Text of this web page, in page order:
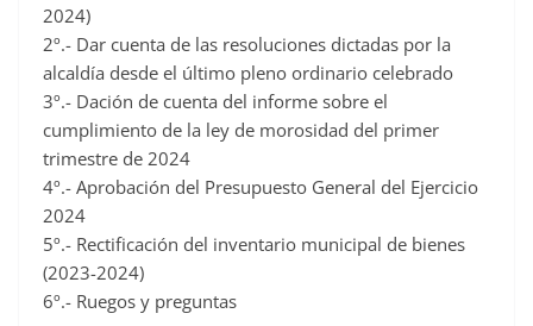
2024)
2º.- Dar cuenta de las resoluciones dictadas por la
alcaldía desde el último pleno ordinario celebrado
3º.- Dación de cuenta del informe sobre el
cumplimiento de la ley de morosidad del primer
trimestre de 2024
4º.- Aprobación del Presupuesto General del Ejercicio
2024
5º.- Rectificación del inventario municipal de bienes
(2023-2024)
6º.- Ruegos y preguntas